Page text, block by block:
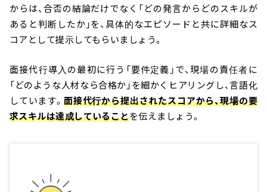
からは、合否の結論だけでなく「どの発言からどのスキルが
あると判断したか」を、具体的なエピソードと共に詳細なス
コアとして提示してもらいましょう。
面接代行導入の最初に行う「要件定義」で、現場の責任者に
「どのような人材なら合格か」を細かくヒアリングし、言語化
しています。 面接代行から提出されたスコアから、現場の要
求スキルは達成していることを伝えましょう。